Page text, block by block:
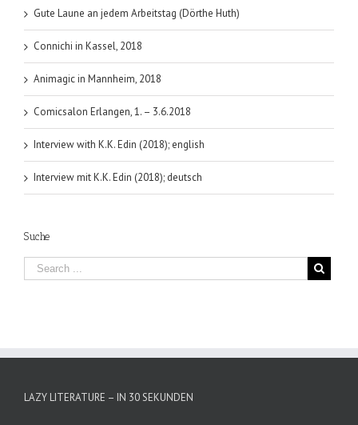
Gute Laune an jedem Arbeitstag (Dörthe Huth)
Connichi in Kassel, 2018
Animagic in Mannheim, 2018
Comicsalon Erlangen, 1. – 3.6.2018
Interview with K.K. Edin (2018); english
Interview mit K.K. Edin (2018); deutsch
Suche
LAZY LITERATURE – IN 30 SEKUNDEN